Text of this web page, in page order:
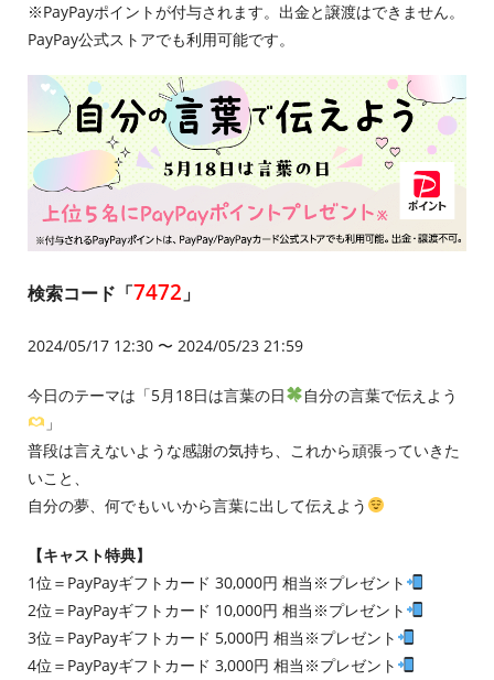
※PayPayポイントが付与されます。出金と譲渡はできません。
PayPay公式ストアでも利用可能です。
検索コード「7472 」
2024/05/17 12:30 〜 2024/05/23 21:59
今日のテーマは「5月18日は言葉の日
自分の言葉で伝えよう
」
普段は言えないような感謝の気持ち、これから頑張っていきた
いこと、
自分の夢、何でもいいから言葉に出して伝えよう
【キャスト特典】
1位＝PayPayギフトカード 30,000円 相当※プレゼント
2位＝PayPayギフトカード 10,000円 相当※プレゼント
3位＝PayPayギフトカード 5,000円 相当※プレゼント
4位＝PayPayギフトカード 3,000円 相当※プレゼント